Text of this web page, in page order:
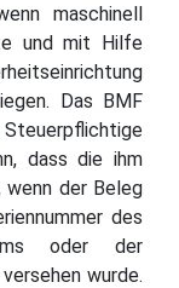
maschinell
und mit Hilfe
Das BMF
dass die ihm
wenn der Beleg
des
oder der
wurde.